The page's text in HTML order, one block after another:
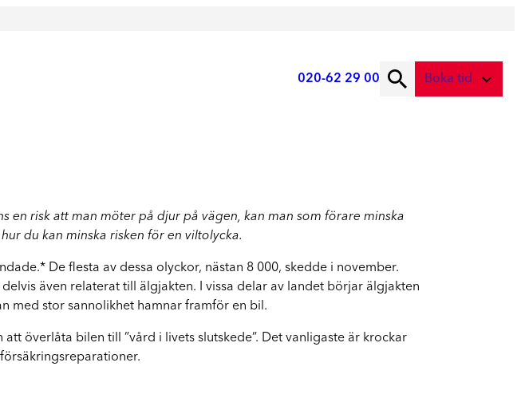
vindruta
Vi tar hand om din bil
020-62 29 00 Boka tid
Skadebesiktning på verkstad
Boka tid här
Service
Boka tid för service
Boka reparation av vindruta
en risk att man möter på djur på vägen, kan man som förare minska
du kan minska risken för en viltolycka.
De flesta av dessa olyckor, nästan 8 000, skedde i november.
även relaterat till älgjakten. I vissa delar av landet börjar älgjakten
med stor sannolikhet hamnar framför en bil.
överlåta bilen till ”vård i livets slutskede”. Det vanligaste är krockar